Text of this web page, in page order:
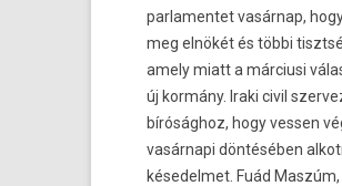
par­lamen­tet vasárnap,
meg elnökét és többi
amely miatt a már­ciusi
új kormány. Iraki civil
bírósághoz, hogy vess­en
vasárnapi döntésében
késedel­met. Fuád